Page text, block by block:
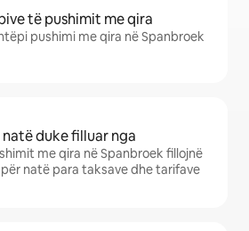
të pushimit me qira
pushimi me qira në Spanbroek
duke filluar nga
me qira në Spanbroek fillojnë
për natë para taksave dhe tarifave